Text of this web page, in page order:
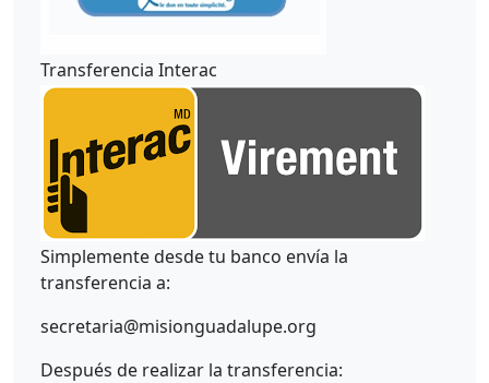
Transferencia Interac
Simplemente desde tu banco envía la
transferencia a:
secretaria@misionguadalupe.org
Después de realizar la transferencia: